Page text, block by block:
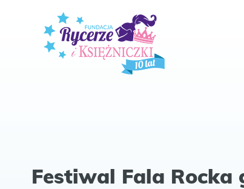
Festiwal Fala Rocka